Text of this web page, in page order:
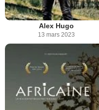
Alex Hugo
13 mars 2023